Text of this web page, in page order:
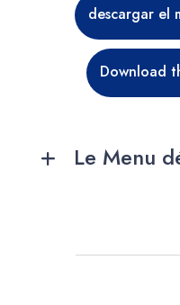
descargar el
Download
Le Menu